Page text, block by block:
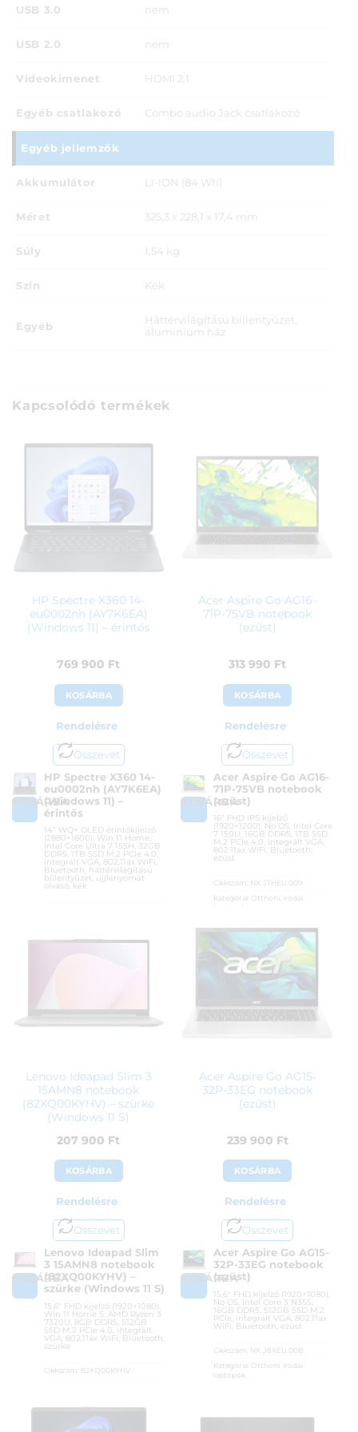
USB 3.0 nem
USB 2.0 nem
Videokimenet HDMI 2.1
Egyéb csatlakozó Combo audio Jack csatlakozó
Egyéb jellemzők
Akkumulátor Li-ION (84 Wh)
Méret 325,3 x 228,1 x 17,4 mm
Súly 1,54 kg
Szín Kék
Egyéb
Háttérvilágítású billentyűzet,
alumínium ház
Kapcsolódó termékek
HP Spectre X360 14-
eu0002nh (AY7K6EA)
(Windows 11) – érintős
769 900 Ft
KOSÁRBA
Rendelésre
Összevet
KOSÁRBA
HP Spectre X360 14-
eu0002nh (AY7K6EA)
(Windows 11) –
érintős
14″ WQ+ OLED érintőkijelző
(2880×1800), Win 11 Home,
Intel Core Ultra 7 155H, 32GB
DDR5, 1TB SSD M.2 PCIe 4.0,
integrált VGA, 802.11ax WiFi,
Bluetooth, háttérvilágítású
billentyűzet, ujjlenyomat
olvasó, kék
Acer Aspire Go AG16-
71P-75VB notebook
(ezüst)
313 990 Ft
KOSÁRBA
Rendelésre
Összevet
KOSÁRBA
Acer Aspire Go AG16-
71P-75VB notebook
(ezüst)
16″ FHD IPS kijelző
(1920×1200), No OS, Intel Core
7 150U, 16GB DDR5, 1TB SSD
M.2 PCIe 4.0, integrált VGA,
802.11ax WiFi, Bluetooth,
ezüst
Cikkszám: NX.JTHEU.009
Kategória: Otthoni, irodai
36 hónap
ÁFA:
27%
Azonosító:55157
Lenovo Ideapad Slim 3
15AMN8 notebook
(82XQ00KYHV) – szürke
(Windows 11 S)
207 900 Ft
KOSÁRBA
Rendelésre
Összevet
KOSÁRBA
Lenovo Ideapad Slim
3 15AMN8 notebook
(82XQ00KYHV) –
szürke (Windows 11 S)
15,6″ FHD kijelző (1920×1080),
Win 11 Home S, AMD Ryzen 3
7320U, 8GB DDR5, 512GB
SSD M.2 PCIe 4.0, integrált
VGA, 802.11ax WiFi, Bluetooth,
szürke
Cikkszám: 82XQ00KYHV
Gyártó:Lenovo
Garanciaidő:
36 hónap
Acer Aspire Go AG15-
32P-33EG notebook
(ezüst)
239 900 Ft
KOSÁRBA
Rendelésre
Összevet
KOSÁRBA
Acer Aspire Go AG15-
32P-33EG notebook
(ezüst)
15,6″ FHD kijelző (1920×1080),
No OS, Intel Core 3 N355,
16GB DDR5, 512GB SSD M.2
PCIe, integrált VGA, 802.11ax
WiFi, Bluetooth, ezüst
Cikkszám: NX.J8XEU.00B
Kategória: Otthoni, irodai
laptopok
ÁFA:27%